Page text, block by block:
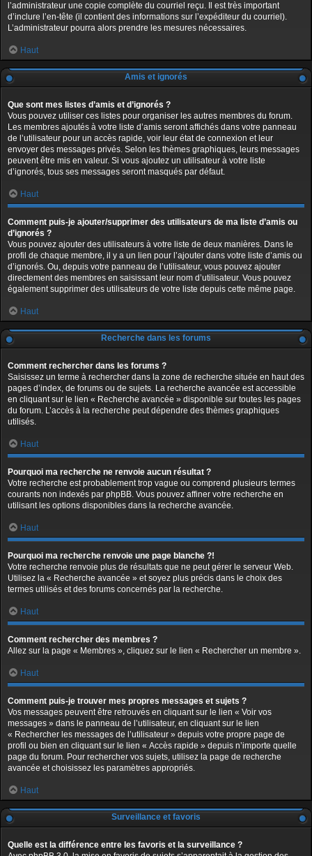
l’administrateur une copie complète du courriel reçu. Il est très important
d’inclure l’en-tête (il contient des informations sur l’expéditeur du courriel).
L’administrateur pourra alors prendre les mesures nécessaires.
Haut
Amis et ignorés
Que sont mes listes d’amis et d’ignorés ?
Vous pouvez utiliser ces listes pour organiser les autres membres du forum.
Les membres ajoutés à votre liste d’amis seront affichés dans votre panneau
de l’utilisateur pour un accès rapide, voir leur état de connexion et leur
envoyer des messages privés. Selon les thèmes graphiques, leurs messages
peuvent être mis en valeur. Si vous ajoutez un utilisateur à votre liste
d’ignorés, tous ses messages seront masqués par défaut.
Haut
Comment puis-je ajouter/supprimer des utilisateurs de ma liste d’amis ou
d’ignorés ?
Vous pouvez ajouter des utilisateurs à votre liste de deux manières. Dans le
profil de chaque membre, il y a un lien pour l’ajouter dans votre liste d’amis ou
d’ignorés. Ou, depuis votre panneau de l’utilisateur, vous pouvez ajouter
directement des membres en saisissant leur nom d’utilisateur. Vous pouvez
également supprimer des utilisateurs de votre liste depuis cette même page.
Haut
Recherche dans les forums
Comment rechercher dans les forums ?
Saisissez un terme à rechercher dans la zone de recherche située en haut des
pages d’index, de forums ou de sujets. La recherche avancée est accessible
en cliquant sur le lien « Recherche avancée » disponible sur toutes les pages
du forum. L’accès à la recherche peut dépendre des thèmes graphiques
utilisés.
Haut
Pourquoi ma recherche ne renvoie aucun résultat ?
Votre recherche est probablement trop vague ou comprend plusieurs termes
courants non indexés par phpBB. Vous pouvez affiner votre recherche en
utilisant les options disponibles dans la recherche avancée.
Haut
Pourquoi ma recherche renvoie une page blanche ?!
Votre recherche renvoie plus de résultats que ne peut gérer le serveur Web.
Utilisez la « Recherche avancée » et soyez plus précis dans le choix des
termes utilisés et des forums concernés par la recherche.
Haut
Comment rechercher des membres ?
Allez sur la page « Membres », cliquez sur le lien « Rechercher un membre ».
Haut
Comment puis-je trouver mes propres messages et sujets ?
Vos messages peuvent être retrouvés en cliquant sur le lien « Voir vos
messages » dans le panneau de l’utilisateur, en cliquant sur le lien
« Rechercher les messages de l’utilisateur » depuis votre propre page de
profil ou bien en cliquant sur le lien « Accès rapide » depuis n’importe quelle
page du forum. Pour rechercher vos sujets, utilisez la page de recherche
avancée et choisissez les paramètres appropriés.
Haut
Surveillance et favoris
Quelle est la différence entre les favoris et la surveillance ?